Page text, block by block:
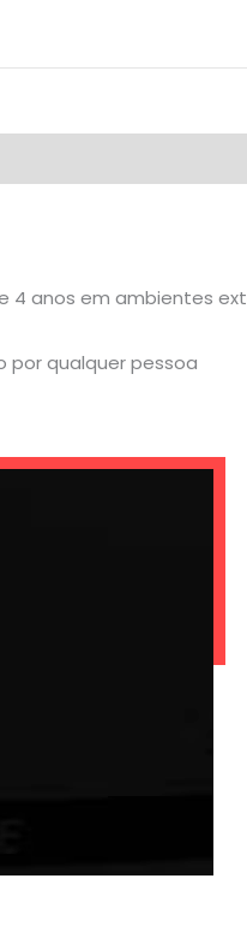
4 anos em ambientes
por qualquer pessoa